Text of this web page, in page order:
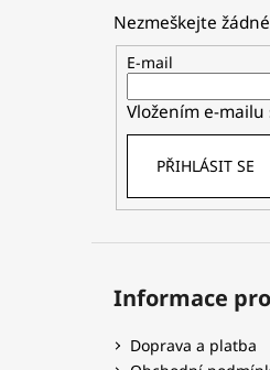
Nezmeškejte
E-mail
Vložením e-
PŘIHLÁSIT SE
Informace
Doprava a platba